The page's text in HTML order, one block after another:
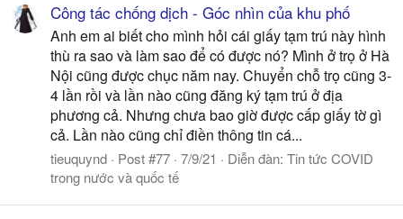
Công tác chống dịch - Góc nhìn của khu phố
Anh em ai biết cho mình hỏi cái giấy tạm trú này hình
thù ra sao và làm sao để có được nó? Mình ở trọ ở Hà
Nội cũng được chục năm nay. Chuyển chỗ trọ cũng 3-
4 lần rồi và lần nào cũng đăng ký tạm trú ở địa
phương cả. Nhưng chưa bao giờ được cấp giấy tờ gì
cả. Lần nào cũng chỉ điền thông tin cá...
tieuquynd Post #77 7/9/21 Diễn đàn: Tin tức COVID
trong nước và quốc tế